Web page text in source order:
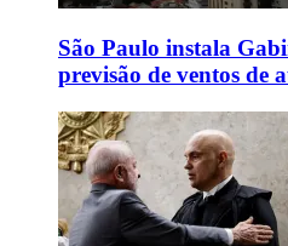
São Paulo instala
previsão de ventos de